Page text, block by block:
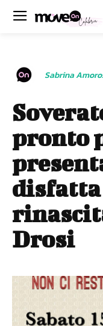
Sabrina
pronto
disfatta
Drosi